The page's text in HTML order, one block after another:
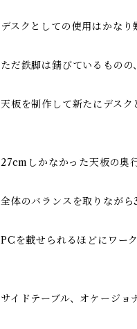
デスクとしての使用はかなり
ただ鉄脚は錆びているもの
天板を制作して新たにデス
27cmしかなかった天板の奥
全体のバランスを取りなが
PCを載せられるほどにワー
サイドテーブル、オケージョ